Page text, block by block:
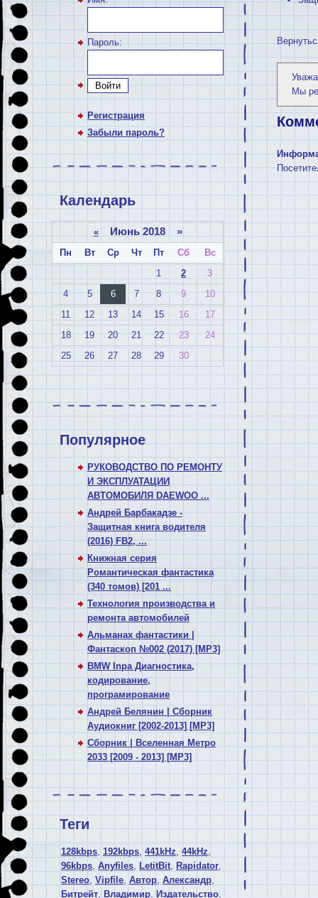
Пароль:
Войти
Регистрация
Забыли пароль?
Календарь
«Июнь 2018 »
Пн Вт Ср Чт Пт Сб
Вс
1
2
3
4
5 6 7 8 9
10
11
12 13 14 15 16
17
18
19 20 21 22 23
24
25
26 27 28 29 30
Популярное
РУКОВОДСТВО ПО РЕМОНТУ
И ЭКСПЛУАТАЦИИ
АВТОМОБИЛЯ DAEWOO ...
Андрей Барбакадзе -
Защитная книга водителя
(2016) FB2, ...
Книжная серия
Романтическая фантастика
(340 томов) [201 ...
Технология производства и
ремонта автомобилей
Альманах фантастики |
Фантаскоп №002 (2017) [MP3]
BMW Inpa Диагностика,
кодирование,
програмирование
Андрей Белянин | Сборник
Аудиокниг [2002-2013] [MP3]
Сборник | Вселенная Метро
2033 [2009 - 2013] [MP3]
Теги
128kbps, 192kbps, 441kHz, 44kHz,
96kbps, Anyfiles, LetitBit, Rapidator,
Stereo, Vipfile, Автор, Александр,
Битрейт, Владимир, Издательство,
Мы